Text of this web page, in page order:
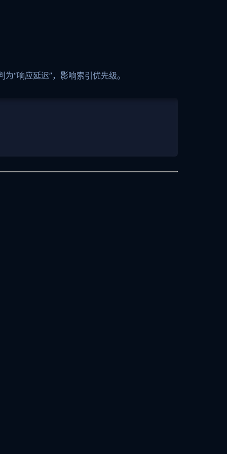
“响应延迟”，影响索引优先级。